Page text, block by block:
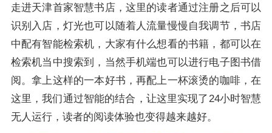
走进天津首家智慧书店，这里的读者通过注册之后可以
识别入店，灯光也可以随着人流量慢慢自我调节，书店
中配有智能检索机，大家有什么想看的书籍，都可以在
检索机当中搜索到，当然手机端也可以进行电子图书借
阅。拿上这样的一本好书，再配上一杯滚烫的咖啡，在
这里，我们通过智能的结合，让这里实现了24小时智慧
无人运行，读者的阅读体验也变得越来越好。